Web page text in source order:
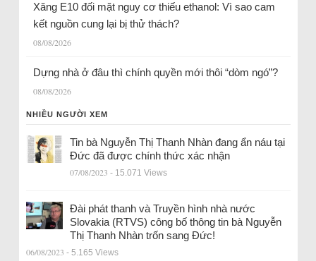
Xăng E10 đối mặt nguy cơ thiếu ethanol: Vì sao cam
kết nguồn cung lại bị thử thách?
08/08/2026
Dựng nhà ở đâu thì chính quyền mới thôi “dòm ngó”?
08/08/2026
NHIỀU NGƯỜI XEM
Tin bà Nguyễn Thị Thanh Nhàn đang ẩn náu tại
Đức đã được chính thức xác nhận
07/08/2023 - 15.071 Views
Đài phát thanh và Truyền hình nhà nước
Slovakia (RTVS) công bố thông tin bà Nguyễn
Thị Thanh Nhàn trốn sang Đức!
06/08/2023 - 5.165 Views